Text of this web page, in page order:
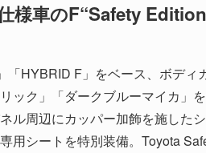
様車のF“Safety
「HYBRID F」をベース、ボデ
ック」「ダークブルーマイカ」
ネル周辺にカッパー加飾を施した
用シートを特別装備。Toyota